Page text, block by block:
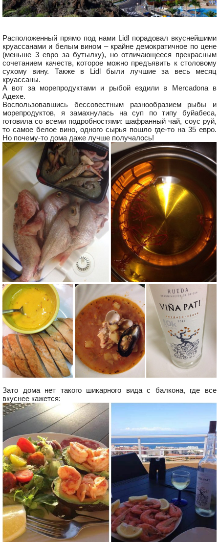
Расположенный прямо под нами Lidl порадовал вкуснейшими
круассанами и белым вином – крайне демократичное по цене
(меньше 3 евро за бутылку), но отличающееся прекрасным
сочетанием качеств, которое можно предъявить к столовому
сухому вину. Также в Lidl были лучшие за весь месяц
круассаны.
А вот за морепродуктами и рыбой ездили в Mercadona в
Адехе.
Воспользовавшись бессовестным разнообразием рыбы и
морепродуктов, я замахнулась на суп по типу буйабеса,
готовила со всеми подробностями: шафранный чай, соус руй,
то самое белое вино, одного сырья пошло где-то на 35 евро.
Но почему-то дома даже лучше получалось!
Зато дома нет такого шикарного вида с балкона, где все
вкуснее кажется: